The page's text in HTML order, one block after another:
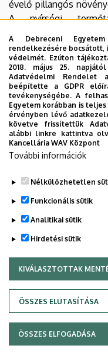
évelő pillangós
A nyírségi
homokhátak
védelmében
Intézetünkben
betelepített ökológiai
jelentős
Jelentősebb ritkulás
tartani a lucernát. A
hatoló gyökérzete
nagy mennyiségű
defláció ellen védi a
Legutóbbi frissítés: 2023.
Adatvédelem
A Debreceni
rendelkezésére
védelmét. Ezúton
2018. május 25.
Adatvédelmi Rendelet
beépítette a GDPR
tevékenységébe. A
Egyetem korábban is
érvényben lévő
követve frissítettük
alábbi linkre kattintva
Kancellária WAV Központ
További információk
Nélkülözhetetlen
Funkcionális sütik
Analitikai sütik
Hirdetési sütik
KIVÁLASZTOTTAK
ÖSSZES ELUTASÍTÁSA
WITHDRAW CONSENT
ÖSSZES ELFOGADÁSA